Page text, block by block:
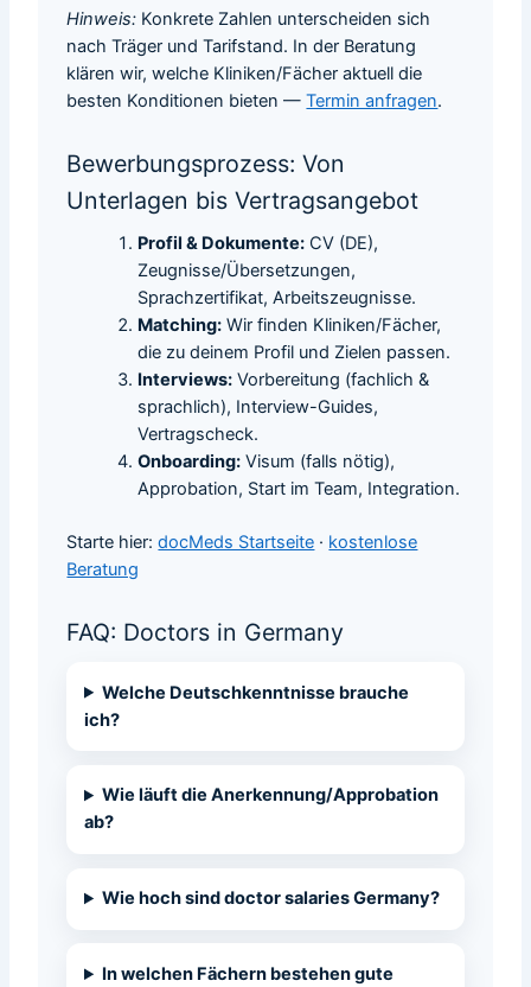
Hinweis: Konkrete Zahlen unterscheiden sich
nach Träger und Tarifstand. In der Beratung
klären wir, welche Kliniken/Fächer aktuell die
besten Konditionen bieten —Termin anfragen.
Bewerbungsprozess: Von
Unterlagen bis Vertragsangebot
Profil & Dokumente: CV (DE),
Zeugnisse/Übersetzungen,
Sprachzertifikat, Arbeitszeugnisse.
Matching: Wir finden Kliniken/Fächer,
die zu deinem Profil und Zielen passen.
Interviews: Vorbereitung (fachlich &
sprachlich), Interview-Guides,
Vertragscheck.
Onboarding: Visum (falls nötig),
Approbation, Start im Team, Integration.
Starte hier:docMeds Startseite · kostenlose
Beratung
FAQ: Doctors in Germany
Welche Deutschkenntnisse brauche
ich?
Wie läuft die Anerkennung/Approbation
ab?
Wie hoch sind doctor salaries Germany?
In welchen Fächern bestehen gute